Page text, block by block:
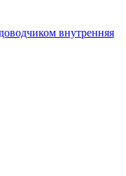
внутренняя